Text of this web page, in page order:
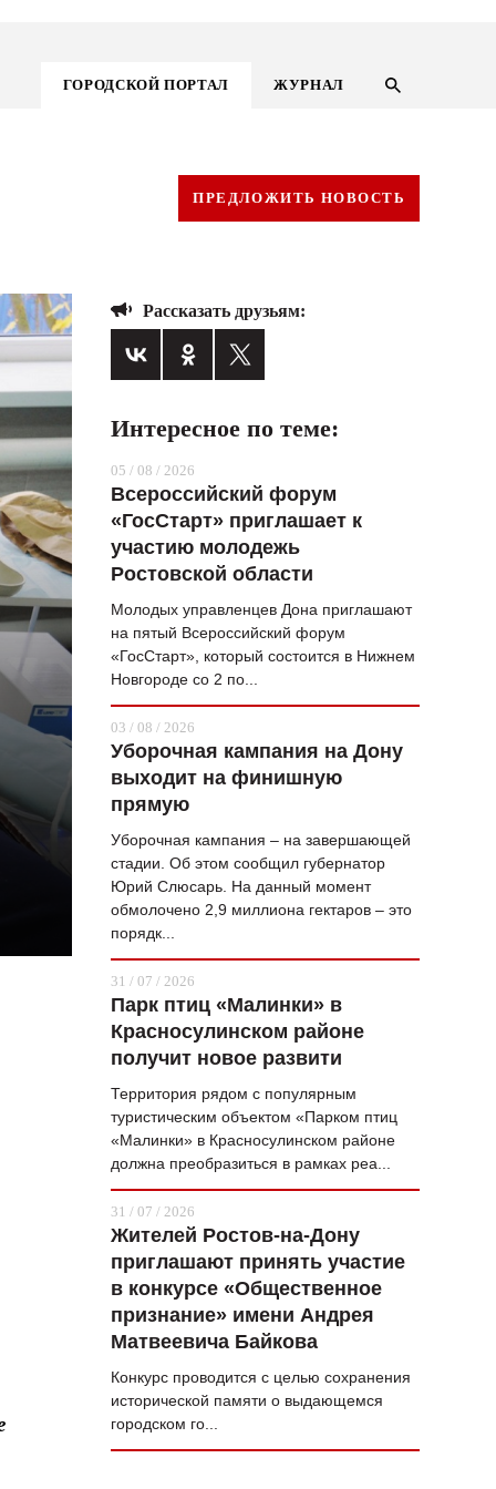
ГОРОДСКОЙ ПОРТАЛ ЖУРНАЛ
ГОРОДСКОЙ ПОРТАЛ
ВОПРОС НЕДЕЛИ
ТАМ И ТУТ
СТИЛЬ ЖИЗНИ
КУЛЬТ ЕДЫ
ЖУРНАЛ
ПРЕДЛОЖИТЬ НОВОСТЬ
Рассказать друзьям:
Интересное по теме:
05 / 08 / 2026
Всероссийский форум
«ГосСтарт» приглашает к
участию молодежь
Ростовской области
Молодых управленцев Дона приглашают
на пятый Всероссийский форум
«ГосСтарт», который состоится в Нижнем
Новгороде со 2 по...
03 / 08 / 2026
Уборочная кампания на Дону
выходит на финишную
прямую
Уборочная кампания – на завершающей
стадии. Об этом сообщил губернатор
Юрий Слюсарь. На данный момент
обмолочено 2,9 миллиона гектаров – это
порядк...
31 / 07 / 2026
Парк птиц «Малинки» в
Красносулинском районе
получит новое развити
Территория рядом с популярным
туристическим объектом «Парком птиц
«Малинки» в Красносулинском районе
должна преобразиться в рамках реа...
31 / 07 / 2026
Жителей Ростов-на-Дону
приглашают принять участие
в конкурсе «Общественное
признание» имени Андрея
Матвеевича Байкова
Конкурс проводится с целью сохранения
исторической памяти о выдающемся
городском го...